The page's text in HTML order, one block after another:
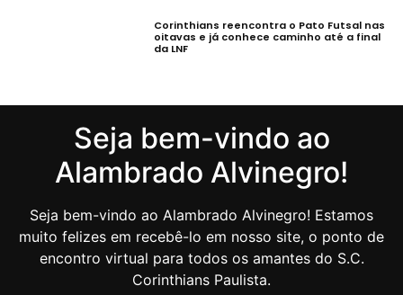
Corinthians reencontra o Pato Futsal nas
oitavas e já conhece caminho até a final
da LNF
Seja bem-vindo ao
Alambrado Alvinegro!
Seja bem-vindo ao Alambrado Alvinegro! Estamos
muito felizes em recebê-lo em nosso site, o ponto de
encontro virtual para todos os amantes do S.C.
Corinthians Paulista.